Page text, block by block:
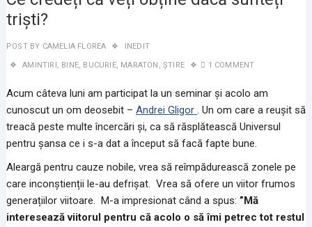
triști?
POST BY CAMELIA FLOREA INEDIT
AMINTIRI , BINE, BUCURIE, MARATON ,ȘTIRE 1 COMMENT
Acum câteva luni am participat la un seminar și acolo am
cunoscut un om deosebit – Andrei Gligor . Un om care a reușit să
treacă peste multe încercări și, ca să răsplătească Universul
pentru șansa ce i s-a dat a început să facă fapte bune.
Aleargă pentru cauze nobile, vrea să reîmpădurească zonele pe
care inconștienții le-au defrișat. Vrea să ofere un viitor frumos
generațiilor viitoare. M-a impresionat când a spus: ”Mă
interesează viitorul pentru că acolo o să îmi petrec tot restul